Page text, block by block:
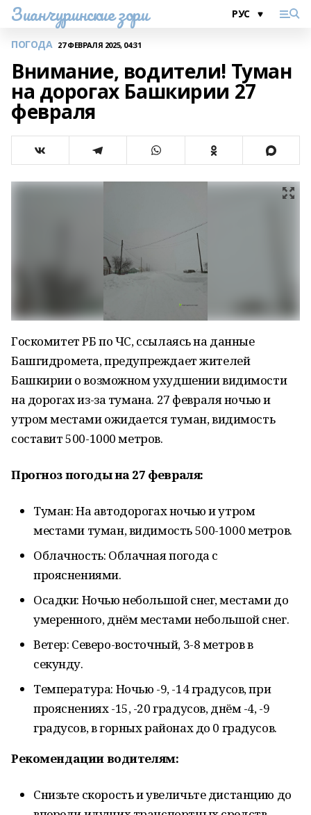
Зианчуринские зори
ПОГОДА 27 ФЕВРАЛЯ 2025, 04:31
Внимание, водители! Туман
на дорогах Башкирии 27
февраля
Госкомитет РБ по ЧС, ссылаясь на данные
Башгидромета, предупреждает жителей
Башкирии о возможном ухудшении видимости
на дорогах из-за тумана. 27 февраля ночью и
утром местами ожидается туман, видимость
составит 500-1000 метров.
Прогноз погоды на 27 февраля:
Туман: На автодорогах ночью и утром
местами туман, видимость 500-1000 метров.
Облачность: Облачная погода с
прояснениями.
Осадки: Ночью небольшой снег, местами до
умеренного, днём местами небольшой снег.
Ветер: Северо-восточный, 3-8 метров в
секунду.
Температура: Ночью -9, -14 градусов, при
прояснениях -15, -20 градусов, днём -4, -9
градусов, в горных районах до 0 градусов.
Рекомендации водителям:
Снизьте скорость и увеличьте дистанцию до